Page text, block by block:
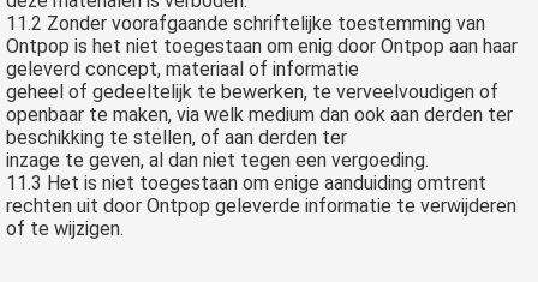
11.2 Zonder voorafgaande schriftelijke toestemming van
Ontpop is het niet toegestaan om enig door Ontpop aan haar
geleverd concept, materiaal of informatie
geheel of gedeeltelijk te bewerken, te verveelvoudigen of
openbaar te maken, via welk medium dan ook aan derden ter
beschikking te stellen, of aan derden ter
inzage te geven, al dan niet tegen een vergoeding.
11.3 Het is niet toegestaan om enige aanduiding omtrent
rechten uit door Ontpop geleverde informatie te verwijderen
of te wijzigen.